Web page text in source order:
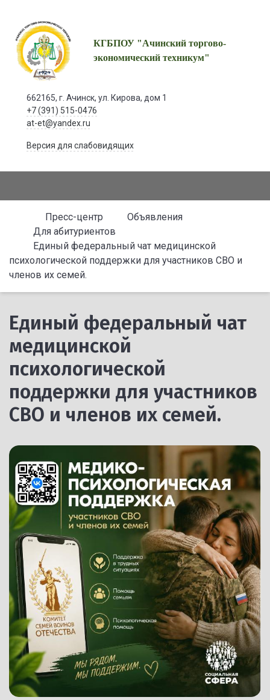
КГБПОУ "Ачинский торгово-
экономический техникум"
662165, г. Ачинск, ул. Кирова, дом 1
+7 (391) 515-0476
at-et@yandex.ru
Версия для слабовидящих
Пресс-центр
Объявления
Для абитуриентов
Единый федеральный чат медицинской
психологической поддержки для участников СВО и
членов их семей.
Единый федеральный чат
медицинской
психологической
поддержки для участников
СВО и членов их семей.